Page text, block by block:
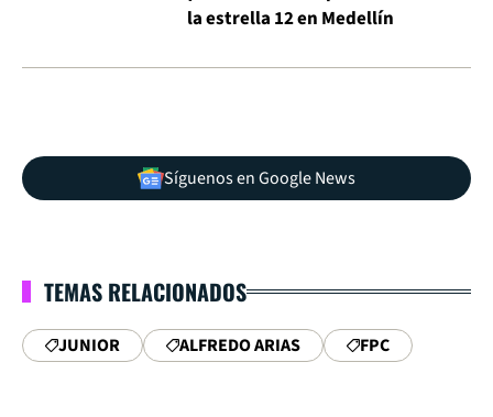
la estrella 12 en Medellín
Síguenos en Google News
TEMAS RELACIONADOS
JUNIOR ALFREDO ARIAS FPC